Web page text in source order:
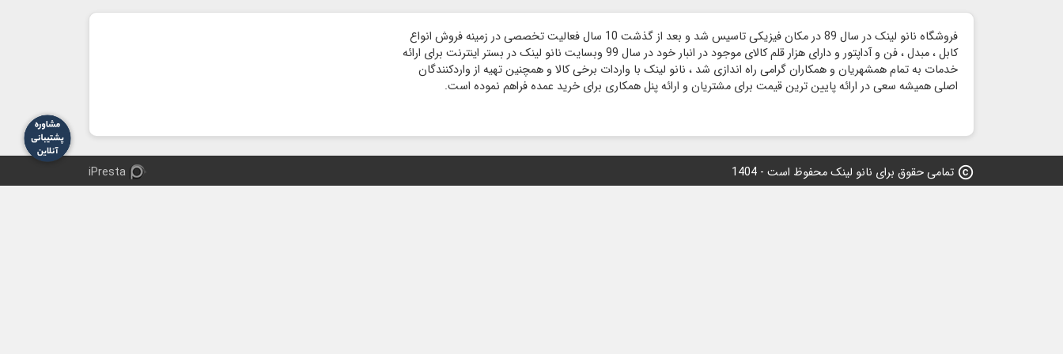
فروشگاه نانو لینک در سال 89 در مکان فیزیکی تاسیس شد و بعد از گذشت 10 سال فعالیت تخصصی در زمینه فروش انواع
کابل ، مبدل ، فن و آداپتور و دارای هزار قلم کالای موجود در انبار خود در سال 99 وبسایت نانو لینک در بستر اینترنت برای ارائه
خدمات به تمام همشهریان و همکاران گرامی راه اندازی شد ، نانو لینک با واردات برخی کالا و همچنین تهیه از واردکنندگان
اصلی همیشه سعی در ارائه پایین ترین قیمت برای مشتریان و ارائه پنل همکاری برای خرید عمده فراهم نموده است.
copyright تمامی حقوق برای نانو لینک محفوظ است - 1404 iPresta